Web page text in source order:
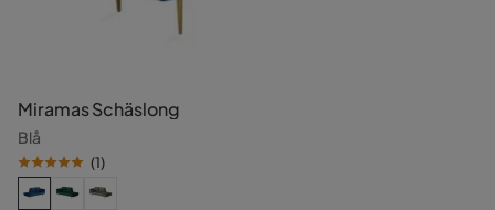
Miramas Schäslong
Blå
(1)